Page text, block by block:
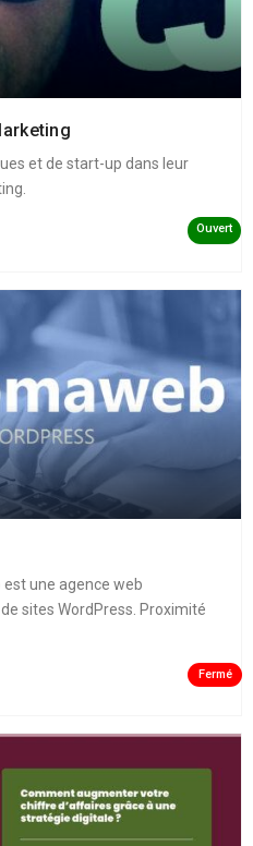
et de start-up dans leur
Ouvert
est une agence web
sites WordPress. Proximité
Fermé